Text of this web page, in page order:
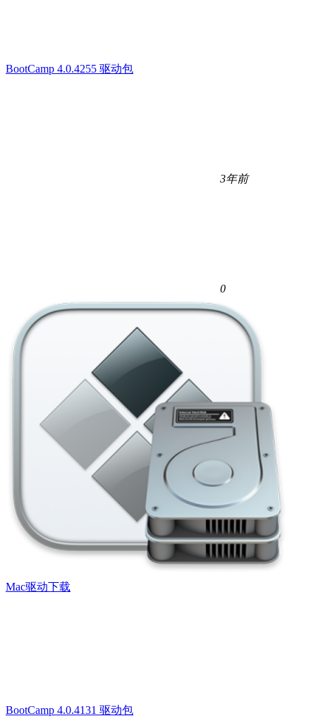
BootCamp 4.0.4255 驱动包
3年前
0
Mac驱动下载
BootCamp 4.0.4131 驱动包